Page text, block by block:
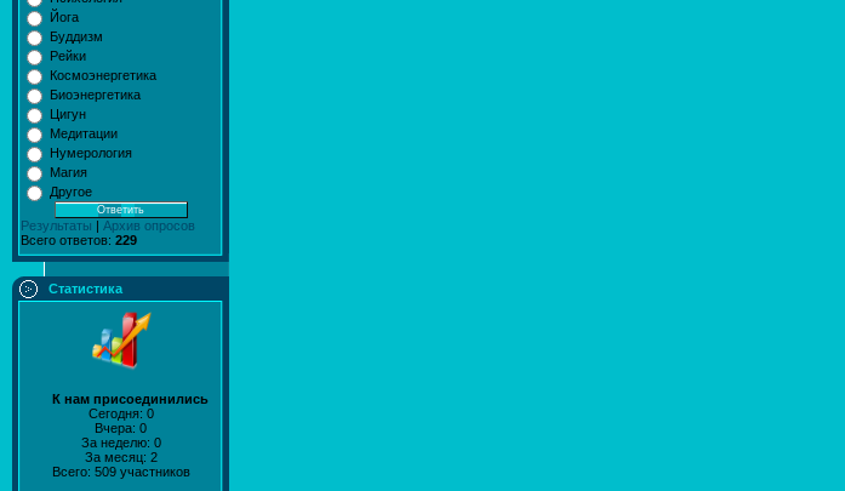
Йога
Буддизм
Рейки
Космоэнергетика
Биоэнергетика
Цигун
Медитации
Нумерология
Магия
Другое
Результаты | Архив опросов
Всего ответов: 229
Статистика
К нам присоединились
Сегодня: 0
Вчера: 0
За неделю: 0
За месяц: 2
Всего: 509 участников